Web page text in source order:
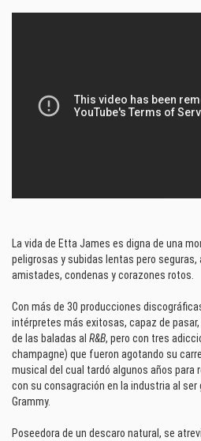
La vida de Etta James es digna de una
peligrosas y subidas lentas pero
amistades, condenas y corazones rotos.
Con más de 30 producciones
intérpretes más exitosas, capaz de
de las baladas al R&B, pero con tres
champagne) que fueron agotando su
musical del cual tardó algunos años para
con su consagración en la industria al ser
Grammy.
Poseedora de un descaro natural, se